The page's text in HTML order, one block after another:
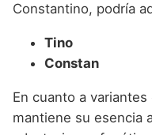
Constantino, podría
Tino
Constan
En cuanto a
mantiene su esencia